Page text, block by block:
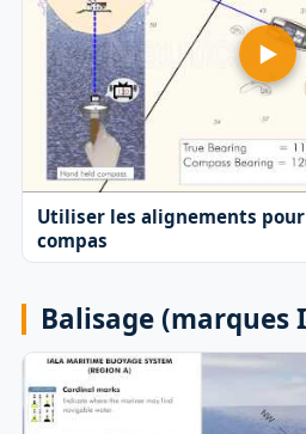
Utiliser les alignements
compas
Balisage (marques